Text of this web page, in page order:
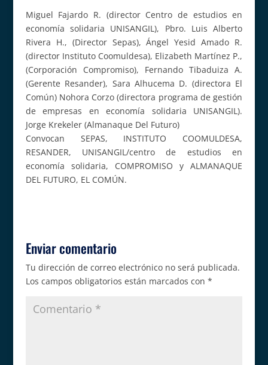
Miguel Fajardo R. (director Centro de estudios en
economía solidaria UNISANGIL), Pbro. Luis Alberto
Rivera H., (Director Sepas), Ángel Yesid Amado R.
(director Instituto Coomuldesa), Elizabeth Martínez P.,
(Corporación Compromiso), Fernando Tibaduiza A.
(Gerente Resander), Sara Alhucema D. (directora El
Común) Nohora Corzo (directora programa de gestión
de empresas en economía solidaria UNISANGIL).
Jorge Krekeler (Almanaque Del Futuro)
Convocan SEPAS, INSTITUTO COOMULDESA,
RESANDER, UNISANGIL/centro de estudios en
economía solidaria, COMPROMISO y ALMANAQUE
DEL FUTURO, EL COMÚN.
Enviar comentario
Tu dirección de correo electrónico no será publicada.
Los campos obligatorios están marcados con *